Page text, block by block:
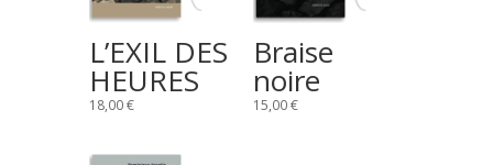
L’EXIL DES
HEURES
18,00€
Braise
noire
15,00€